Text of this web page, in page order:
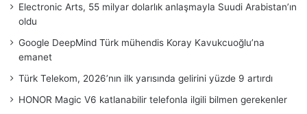
Electronic Arts, 55 milyar dolarlık anlaşmayla Suudi Arabistan’ın
oldu
Google DeepMind Türk mühendis Koray Kavukcuoğlu’na
emanet
Türk Telekom, 2026’nın ilk yarısında gelirini yüzde 9 artırdı
HONOR Magic V6 katlanabilir telefonla ilgili bilmen gerekenler